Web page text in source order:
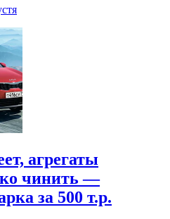
агрегаты
чинить —
за 500 т.р.